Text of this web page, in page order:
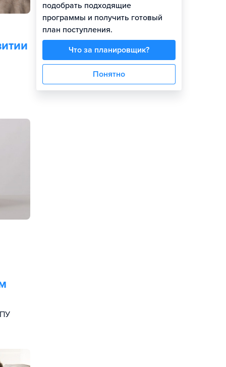
подобрать подходящие
программы и получить готовый
план поступления.
Что за планировщик?
Понятно